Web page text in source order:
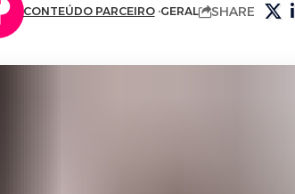
CONTEÚDO PARCEIRO GERAL SHARE